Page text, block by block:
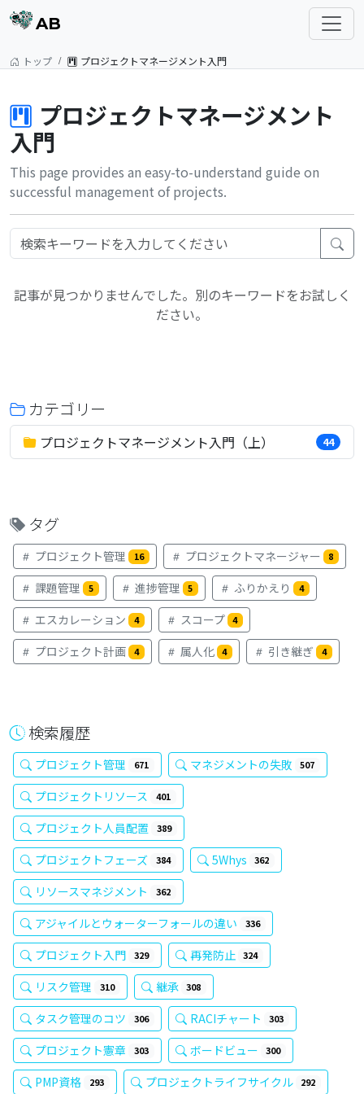
AB
トップ プロジェクトマネージメント入門
プロジェクトマネージメント
入門
This page provides an easy-to-understand guide on
successful management of projects.
記事が見つかりませんでした。別のキーワードをお試しく
ださい。
カテゴリー
プロジェクトマネージメント入門（上） 44
タグ
プロジェクト管理 16 プロジェクトマネージャー 8
課題管理 5 進捗管理 5 ふりかえり 4
エスカレーション 4 スコープ 4
プロジェクト計画 4 属人化 4 引き継ぎ 4
検索履歴
プロジェクト管理 671 マネジメントの失敗 507
プロジェクトリソース 401
プロジェクト人員配置 389
プロジェクトフェーズ 384 5Whys 362
リソースマネジメント 362
アジャイルとウォーターフォールの違い 336
プロジェクト入門 329 再発防止 324
リスク管理 310 継承 308
タスク管理のコツ 306 RACIチャート 303
プロジェクト憲章 303 ボードビュー 300
PMP資格 293 プロジェクトライフサイクル 292